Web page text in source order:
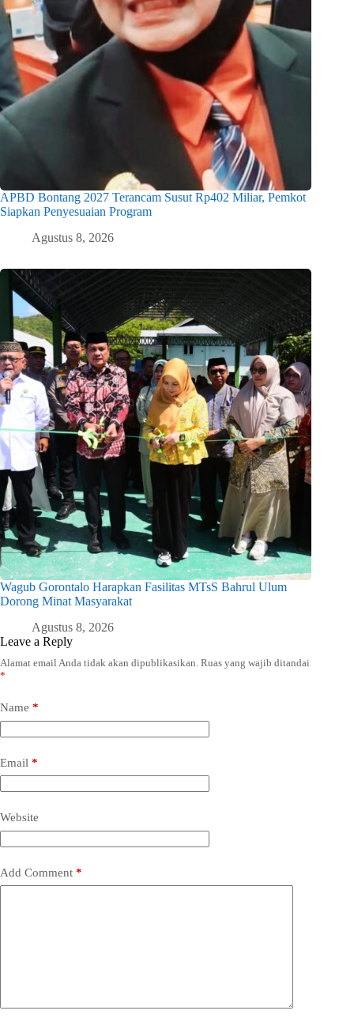
APBD Bontang 2027 Terancam Susut Rp402 Miliar, Pemkot
Siapkan Penyesuaian Program
Agustus 8, 2026
Wagub Gorontalo Harapkan Fasilitas MTsS Bahrul Ulum
Dorong Minat Masyarakat
Agustus 8, 2026
Leave a Reply
Alamat email Anda tidak akan dipublikasikan. Ruas yang wajib ditandai
*
Name *
Email *
Website
Add Comment *